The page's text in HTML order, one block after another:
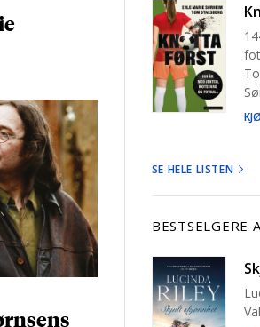
SE HELE LISTEN
BESTSELGERE